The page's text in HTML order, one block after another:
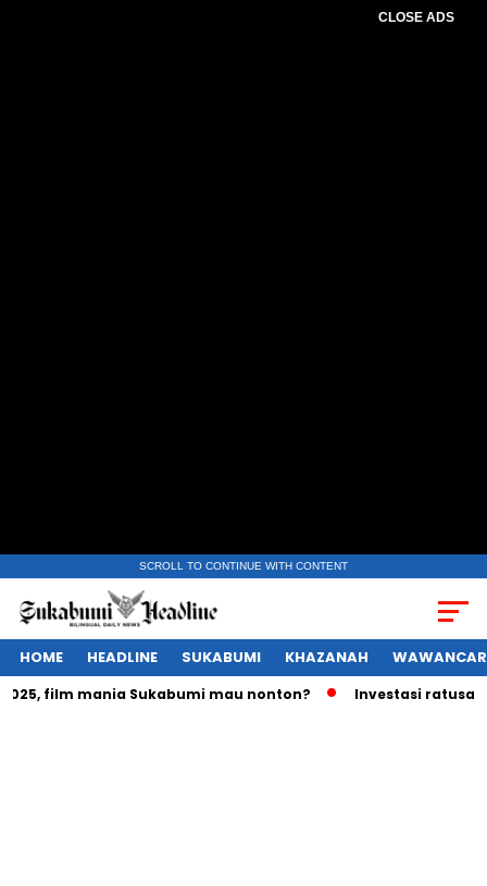
CLOSE ADS
SCROLL TO CONTINUE WITH CONTENT
HOME HEADLINE SUKABUMI KHAZANAH
mania Sukabumi mau nonton? Investasi ratusan